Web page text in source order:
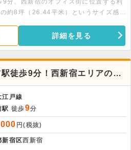
分、西新宿のオフィス街に位置する利
約8坪（26.44平米）というサイズ感
完備されております。周辺はオフィスビ
業など、人通りのある立地を活かした幅
詳細を見る
徒歩9分！西新宿エリアの1
可
江戸線
駅 徒歩9分
円(税抜)
新宿区西新宿